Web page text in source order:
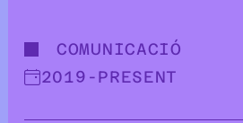
COMUNICACIÓ
2019 -PRESENT